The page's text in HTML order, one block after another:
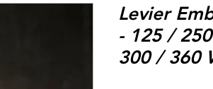
Levier
- 125 /
300 / 360